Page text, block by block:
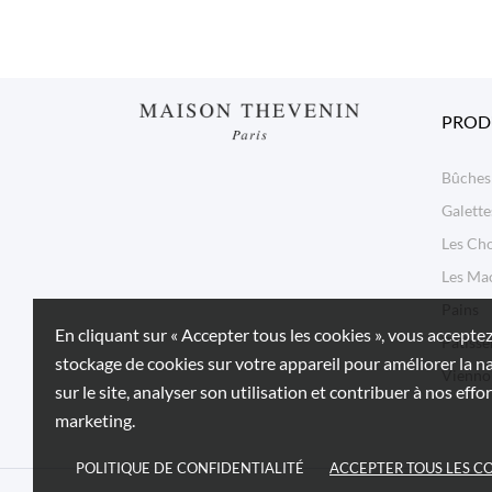
En cliquant sur « Accepter tous les cookies », vous
stockage de cookies sur votre appareil pour améliorer la
sur le site, analyser son utilisation et contribuer à nos
marketing.
POLITIQUE DE CONFIDENTIALITÉ ACCEPTER TOUS LES
Les
Les